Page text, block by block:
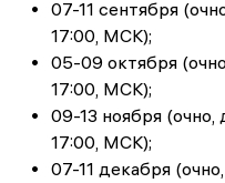
07-11 сентября
17:00, МСК);
05-09 октября
17:00, МСК);
09-13 ноября
17:00, МСК);
07-11 декабря